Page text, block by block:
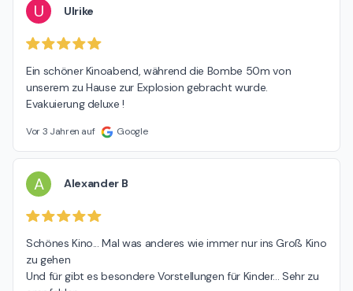
U Ulrike
Ein schöner Kinoabend, während die Bombe 50m von
unserem zu Hause zur Explosion gebracht wurde.
Evakuierung deluxe !
Vor 3 Jahren auf Google
A Alexander B
Schönes Kino... Mal was anderes wie immer nur ins Groß Kino
zu gehen
Und für gibt es besondere Vorstellungen für Kinder... Sehr zu